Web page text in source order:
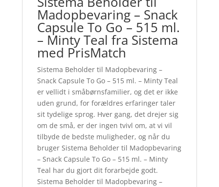
Madopbevaring – Snack
Capsule To Go – 515 ml.
– Minty Teal fra Sistema
med PrisMatch
Sistema Beholder til Madopbevaring –
Snack Capsule To Go – 515 ml. – Minty Teal
er vellidt i småbørnsfamilier, og det er ikke
uden grund, for forældres erfaringer taler
sit tydelige sprog. Hver gang, det drejer sig
om de små, er der ingen tvivl om, at vi vil
tilbyde de bedste muligheder, og når du
bruger Sistema Beholder til Madopbevaring
– Snack Capsule To Go – 515 ml. – Minty
Teal har du gjort dit forarbejde godt.
Sistema Beholder til Madopbevaring –